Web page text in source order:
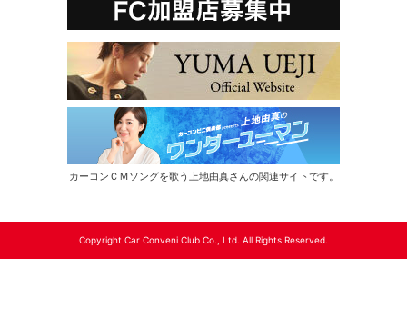
カーコンＣＭソングを歌う上地由真さんの関連サイトです。
Copyright Car Conveni Club Co., Ltd. All Rights Reserved.